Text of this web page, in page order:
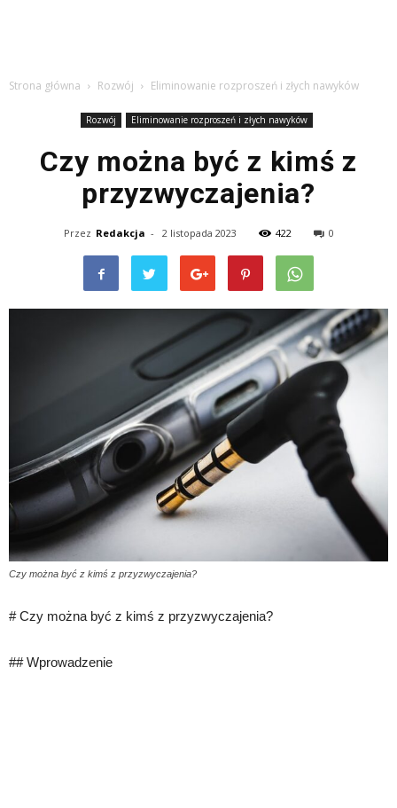
Strona główna Rozwój Eliminowanie rozproszeń i złych nawyków
Rozwój Eliminowanie rozproszeń i złych nawyków
Czy można być z kimś z
przyzwyczajenia?
Przez Redakcja - 2 listopada 2023 422 0
Czy można być z kimś z przyzwyczajenia?
# Czy można być z kimś z przyzwyczajenia?
## Wprowadzenie